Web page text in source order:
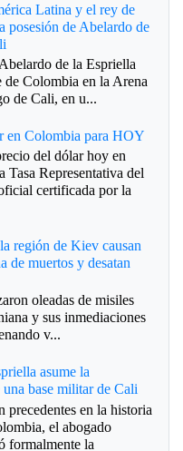
Latina y el rey de
posesión de Abelardo de
de la Espriella
de Colombia en la Arena
de Cali, en u...
en Colombia para HOY
del dólar hoy en
Tasa Representativa del
certificada por la
región de Kiev causan
de muertos y desatan
oleadas de misiles
y sus inmediaciones
v...
asume la
una base militar de Cali
precedentes en la historia
el abogado
formalmente la